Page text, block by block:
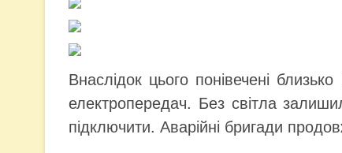
Внаслідок цього понівечені
електропередач. Без світла
підключити. Аварійні бригади